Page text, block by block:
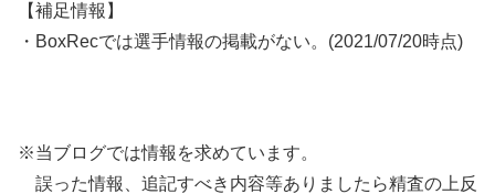
【補足情報】
・BoxRecでは選手情報の掲載がない。(2021/07/20時点)
※当ブログでは情報を求めています。
誤った情報、追記すべき内容等ありましたら精査の上反